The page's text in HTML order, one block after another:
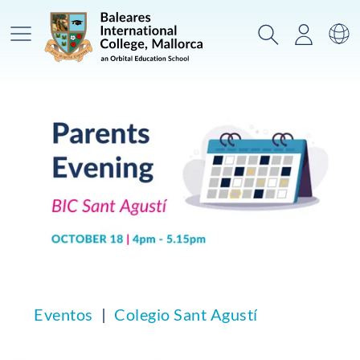
Menú prinicpal BuscarAcceso
Eventos Colegio Sant Agustí